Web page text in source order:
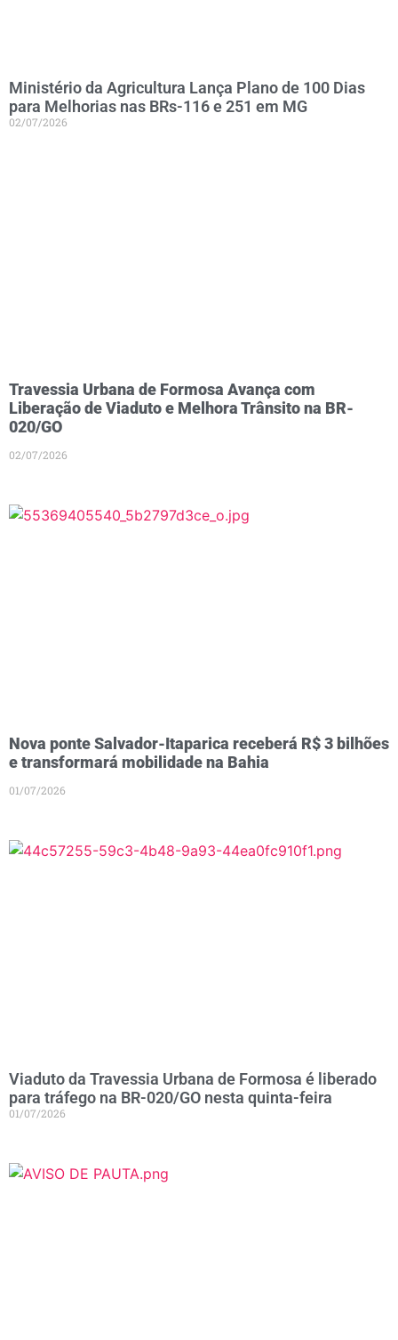
Ministério da Agricultura Lança Plano de 100 Dias
para Melhorias nas BRs-116 e 251 em MG
02/07/2026
Travessia Urbana de Formosa Avança com
Liberação de Viaduto e Melhora Trânsito na BR-
020/GO
02/07/2026
Nova ponte Salvador-Itaparica receberá R$ 3 bilhões
e transformará mobilidade na Bahia
01/07/2026
Viaduto da Travessia Urbana de Formosa é liberado
para tráfego na BR-020/GO nesta quinta-feira
01/07/2026